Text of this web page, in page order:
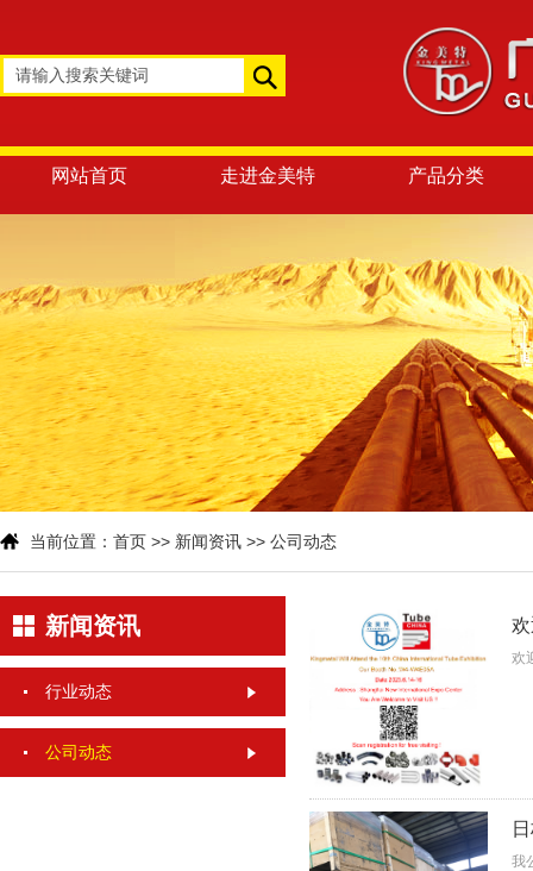
网站首页 走进金美特 产品分类
当前位置： 首页 >> 新闻资讯 >> 公司动态
新闻资讯
行业动态
公司动态
欢
我